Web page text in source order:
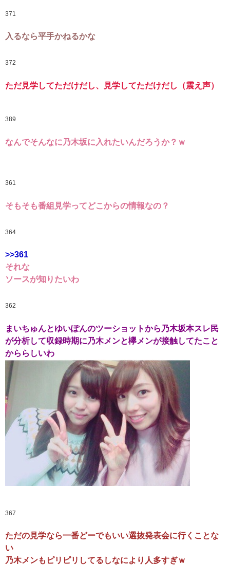
371
入るなら平手かねるかな
372
ただ見学してただけだし、見学してただけだし（震え声）
389
なんでそんなに乃木坂に入れたいんだろうか？ｗ
361
そもそも番組見学ってどこからの情報なの？
364
>>361
それな
ソースが知りたいわ
362
まいちゅんとゆいぽんのツーショットから乃木坂本スレ民
が分析して収録時期に乃木メンと欅メンが接触してたこと
かららしいわ
367
ただの見学なら一番どーでもいい選抜発表会に行くことな
い
乃木メンもピリピリしてるしなにより人多すぎｗ